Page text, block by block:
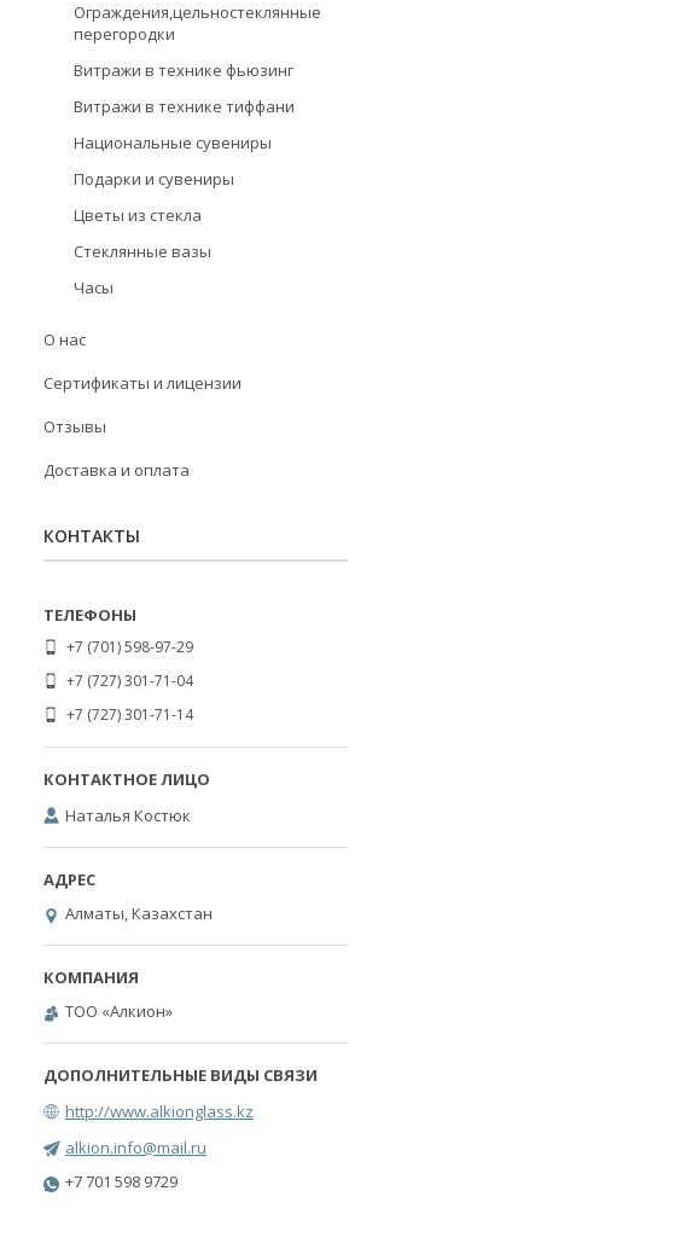
Ограждения,цельностеклянные
перегородки
Витражи в технике фьюзинг
Витражи в технике тиффани
Национальные сувениры
Подарки и сувениры
Цветы из стекла
Стеклянные вазы
Часы
О нас
Сертификаты и лицензии
Отзывы
Доставка и оплата
КОНТАКТЫ
+7 (701) 598-97-29
+7 (727) 301-71-04
+7 (727) 301-71-14
Наталья Костюк
Алматы, Казахстан
ТОО «Алкион»
http://www.alkionglass.kz
alkion.info@mail.ru
+7 701 598 9729